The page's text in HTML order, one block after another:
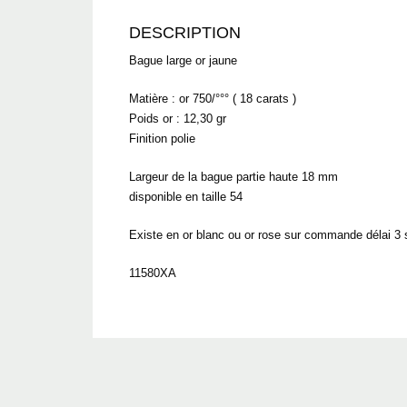
DESCRIPTION
Bague large or jaune
Matière : or 750/°°° ( 18 carats )
Poids or : 12,30 gr
Finition polie
Largeur de la bague partie haute 18 mm
disponible en taille 54
Existe en or blanc ou or rose sur commande délai 3
11580XA